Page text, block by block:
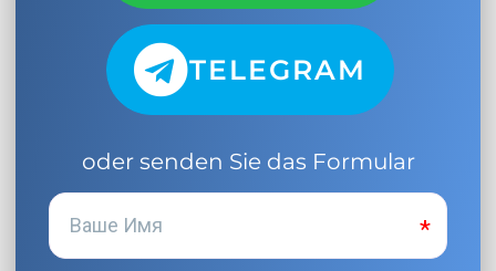
TELEGRAM
oder senden Sie das Formular